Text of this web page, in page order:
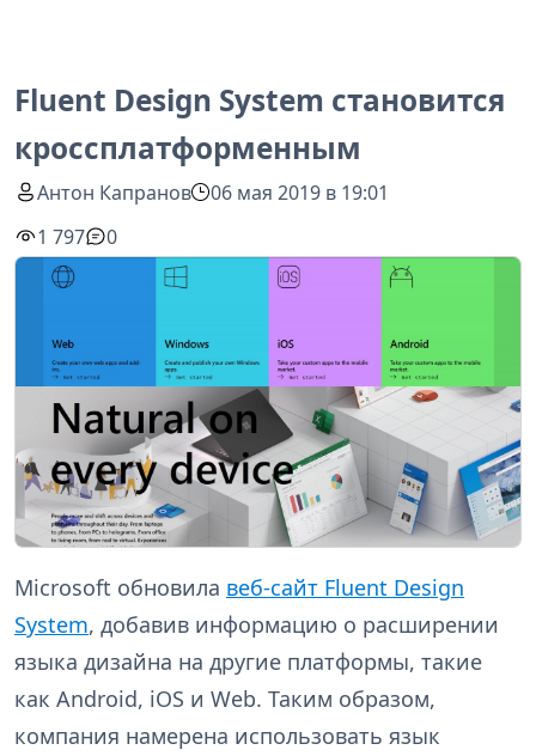
Fluent Design System становится
кроссплатформенным
Антон Капранов
06 мая 2019 в 19:01
1 797
0
Microsoft обновила веб-сайт Fluent Design
System, добавив информацию о расширении
языка дизайна на другие платформы, такие
как Android, iOS и Web. Таким образом,
компания намерена использовать язык